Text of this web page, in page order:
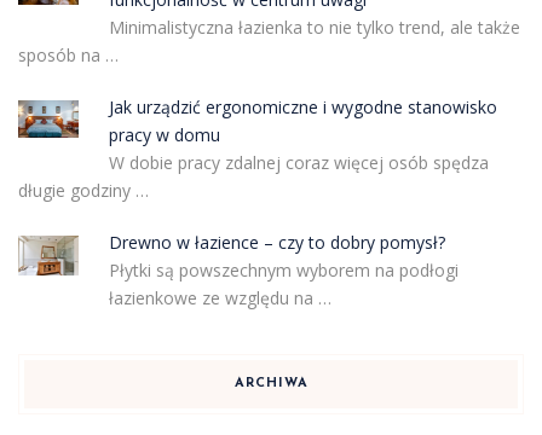
Minimalistyczna łazienka to nie tylko trend, ale także
sposób na …
Jak urządzić ergonomiczne i wygodne stanowisko
pracy w domu
W dobie pracy zdalnej coraz więcej osób spędza
długie godziny …
Drewno w łazience – czy to dobry pomysł?
Płytki są powszechnym wyborem na podłogi
łazienkowe ze względu na …
ARCHIWA